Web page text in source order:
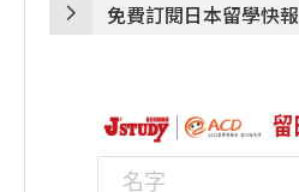
免費訂閱日本留學快報